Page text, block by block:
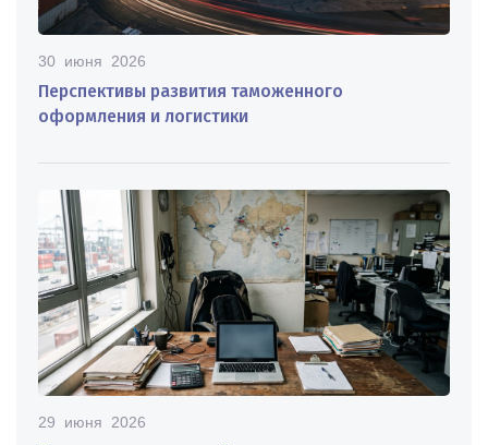
30 июня 2026
Перспективы развития таможенного
оформления и логистики
29 июня 2026